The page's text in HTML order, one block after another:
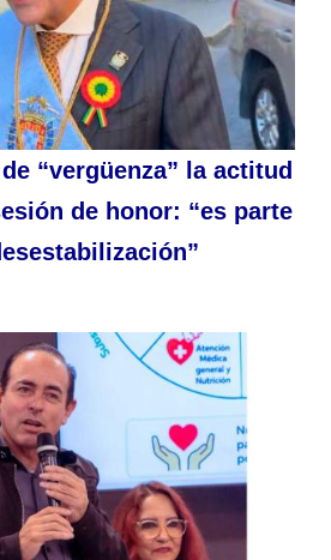
“vergüenza” la actitud
de honor: “es parte